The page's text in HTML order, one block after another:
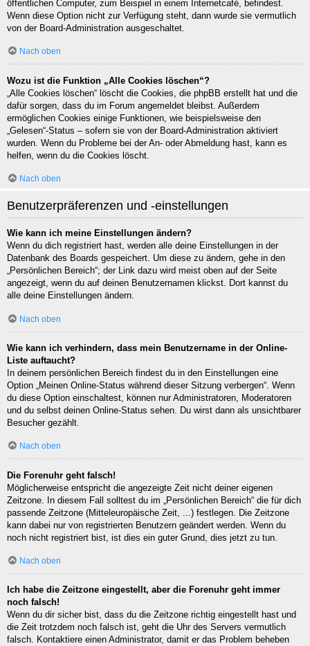
öffentlichen Computer, zum Beispiel in einem Internetcafé, befindest.
Wenn diese Option nicht zur Verfügung steht, dann wurde sie vermutlich
von der Board-Administration ausgeschaltet.
Nach oben
Wozu ist die Funktion „Alle Cookies löschen“?
„Alle Cookies löschen“ löscht die Cookies, die phpBB erstellt hat und die
dafür sorgen, dass du im Forum angemeldet bleibst. Außerdem
ermöglichen Cookies einige Funktionen, wie beispielsweise den
„Gelesen“-Status – sofern sie von der Board-Administration aktiviert
wurden. Wenn du Probleme bei der An- oder Abmeldung hast, kann es
helfen, wenn du die Cookies löscht.
Nach oben
Benutzerpräferenzen und -einstellungen
Wie kann ich meine Einstellungen ändern?
Wenn du dich registriert hast, werden alle deine Einstellungen in der
Datenbank des Boards gespeichert. Um diese zu ändern, gehe in den
„Persönlichen Bereich“; der Link dazu wird meist oben auf der Seite
angezeigt, wenn du auf deinen Benutzernamen klickst. Dort kannst du
alle deine Einstellungen ändern.
Nach oben
Wie kann ich verhindern, dass mein Benutzername in der Online-
Liste auftaucht?
In deinem persönlichen Bereich findest du in den Einstellungen eine
Option „Meinen Online-Status während dieser Sitzung verbergen“. Wenn
du diese Option einschaltest, können nur Administratoren, Moderatoren
und du selbst deinen Online-Status sehen. Du wirst dann als unsichtbarer
Besucher gezählt.
Nach oben
Die Forenuhr geht falsch!
Möglicherweise entspricht die angezeigte Zeit nicht deiner eigenen
Zeitzone. In diesem Fall solltest du im „Persönlichen Bereich“ die für dich
passende Zeitzone (Mitteleuropäische Zeit, ...) festlegen. Die Zeitzone
kann dabei nur von registrierten Benutzern geändert werden. Wenn du
noch nicht registriert bist, ist dies ein guter Grund, dies jetzt zu tun.
Nach oben
Ich habe die Zeitzone eingestellt, aber die Forenuhr geht immer
noch falsch!
Wenn du dir sicher bist, dass du die Zeitzone richtig eingestellt hast und
die Zeit trotzdem noch falsch ist, geht die Uhr des Servers vermutlich
falsch. Kontaktiere einen Administrator, damit er das Problem beheben